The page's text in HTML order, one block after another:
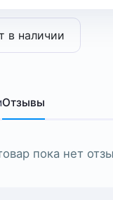
в наличии
Отзывы
пока нет